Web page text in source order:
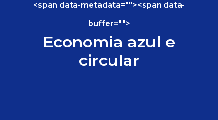
<span data-metadata=""><span data-
buffer="">
Economia azul e
circular